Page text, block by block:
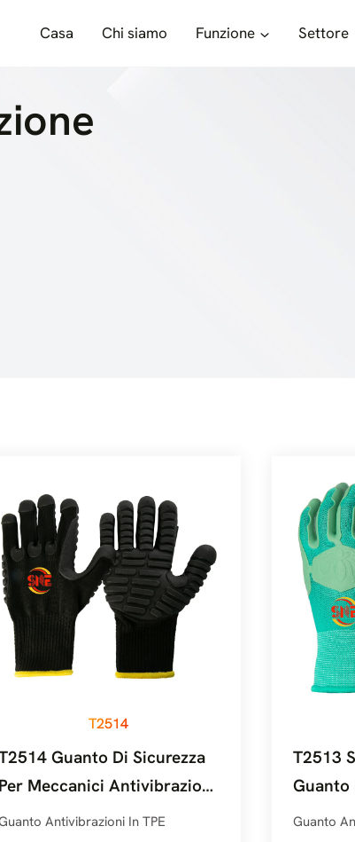
Casa Chi siamo Funzione Settore
T2514
Guanto Di Sicurezza
Per Meccanici Antivibrazioni
Snell Antivibrazioni In TPE
T2513
Guanto
Guanto